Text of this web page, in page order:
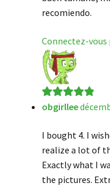
recomiendo.
Connectez-
Note5sur 5
obgirllee
I bought 4. I
realize a lot of
Exactly what I
the pictures.